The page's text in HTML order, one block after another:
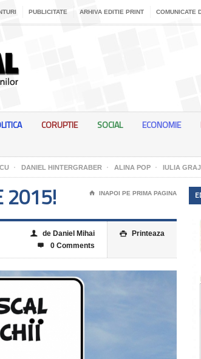
PUBLICITATE ARHIVA EDITIE PRINT COMUNICATE
CORUPTIE SOCIAL ECONOMIE
DANIEL HINTERGRABER ALINA POP IULIA
2015! ⌂ INAPOI PE PRIMA PAGINA
 Printeaza
👤 de Daniel Mihai
 0 Comments